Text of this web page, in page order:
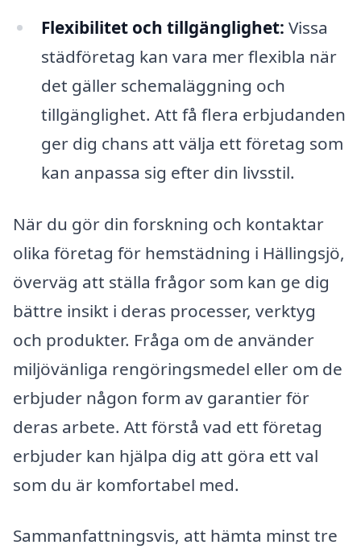
Flexibilitet och tillgänglighet: Vissa
städföretag kan vara mer flexibla när
det gäller schemaläggning och
tillgänglighet. Att få flera erbjudanden
ger dig chans att välja ett företag som
kan anpassa sig efter din livsstil.
När du gör din forskning och kontaktar
olika företag för hemstädning i Hällingsjö,
överväg att ställa frågor som kan ge dig
bättre insikt i deras processer, verktyg
och produkter. Fråga om de använder
miljövänliga rengöringsmedel eller om de
erbjuder någon form av garantier för
deras arbete. Att förstå vad ett företag
erbjuder kan hjälpa dig att göra ett val
som du är komfortabel med.
Sammanfattningsvis, att hämta minst tre